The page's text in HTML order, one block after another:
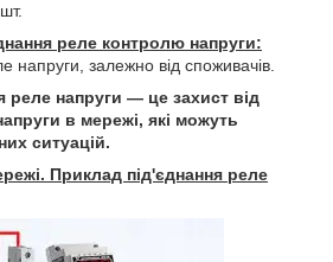
реле контролю напруги:
напруги, залежно від споживачів.
реле напруги — це захист від
в мережі, які можуть
ситуацій.
Приклад під'єднання реле